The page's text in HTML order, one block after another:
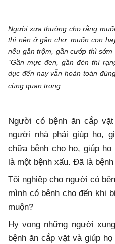
Người xưa thường cho rằng
thì nên ở gần chợ, muốn con
nếu gần trộm, gần cướp thì sớm
“Gần mực đen, gần đèn thì
dục đến nay vẫn hoàn toàn
cùng quan trọng.
Người có bệnh ăn cắp
người nhà phải giúp họ,
chữa bệnh cho họ, giúp
là một bệnh xấu. Đã là
Tội nghiệp cho người có
mình có bệnh cho đến khi
muộn?
Hy vọng những người
bệnh ăn cắp vặt và giúp